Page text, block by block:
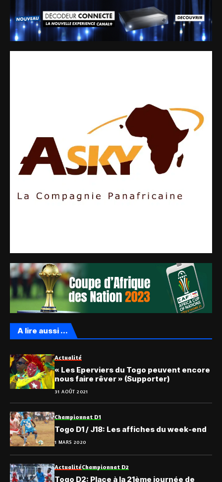
A lire aussi ...
Actualité
« Les Eperviers du Togo peuvent encore
nous faire rêver » (Supporter)
31 AOÛT 2021
Championnat D1
Togo D1 / J18: Les affiches du week-end
1 MARS 2020
ActualitéChampionnat D2
Togo D2: Place à la 21ème journée de